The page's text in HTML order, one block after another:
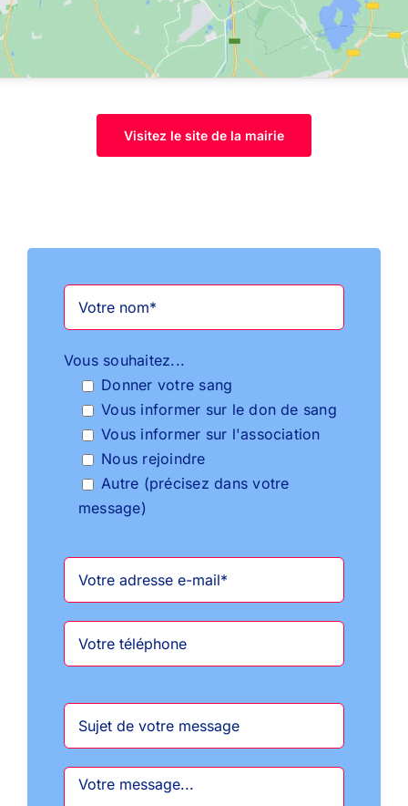
Visitez le site de la mairie
Vous souhaitez...
Donner votre sang
Vous informer sur le don de sang
Vous informer sur l'association
Nous rejoindre
Autre (précisez dans votre
message)